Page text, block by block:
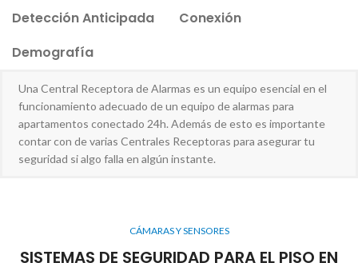
Detección Anticipada
Conexión
Demografía
Una Central Receptora de Alarmas es un equipo esencial en el
funcionamiento adecuado de un equipo de alarmas para
apartamentos conectado 24h. Además de esto es importante
contar con de varias Centrales Receptoras para asegurar tu
seguridad si algo falla en algún instante.
CÁMARAS Y SENSORES
SISTEMAS DE SEGURIDAD PARA EL PISO EN